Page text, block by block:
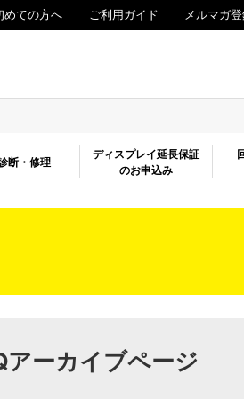
めての方へ ご利用ガイド メルマガ
断・修理
ディスプレイ延長保証
のお申込み
アーカイブページ